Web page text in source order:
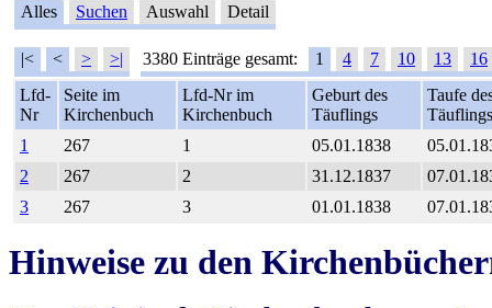
Alles Suchen Auswahl Detail
|< < > >| 3380 Einträge gesamt: 1 4 7 10 13
16
Lfd-
Nr
Seite im
Kirchenbuch
Lfd-Nr im
Kirchenbuch
Geburt des
Täuflings
Taufe
Täuflings
1
267 1 05.01.1838
2
267 2 31.12.1837
3
267 3 01.01.1838
Hinweise zu den